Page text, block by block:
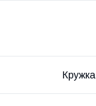
Кружка